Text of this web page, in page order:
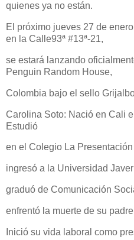
quienes ya no están.
El próximo jueves 27 de
en la Calle93ª #13ª-21,
se estará lanzando
Penguin Random House,
Colombia bajo el sello
Carolina Soto: Nació en Cali
Estudió
en el Colegio La
ingresó a la Universidad
graduó de Comunicación
enfrentó la muerte de su
Inició su vida laboral como